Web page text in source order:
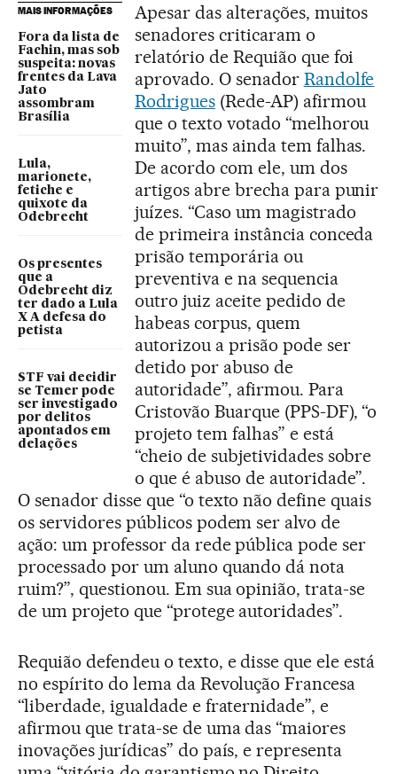
MAIS INFORMAÇÕES
Fora da lista de
Fachin, mas sob
suspeita: novas
frentes da Lava
Jato
assombram
Brasília
Lula,
marionete,
fetiche e
quixote da
Odebrecht
Os presentes
que a
Odebrecht diz
ter dado a Lula
X A defesa do
petista
STF vai decidir
se Temer pode
ser investigado
por delitos
apontados em
delações
Apesar das alterações, muitos
senadores criticaram o
relatório de Requião que foi
aprovado. O senador Randolfe
Rodrigues(Rede-AP) afirmou
que o texto votado “melhorou
muito”, mas ainda tem falhas.
De acordo com ele, um dos
artigos abre brecha para punir
juízes. “Caso um magistrado
de primeira instância conceda
prisão temporária ou
preventiva e na sequencia
outro juiz aceite pedido de
habeas corpus, quem
autorizou a prisão pode ser
detido por abuso de
autoridade”, afirmou. Para
Cristovão Buarque (PPS-DF), “o
projeto tem falhas” e está
“cheio de subjetividades sobre
o que é abuso de autoridade”.
O senador disse que “o texto não define quais
os servidores públicos podem ser alvo de
ação: um professor da rede pública pode ser
processado por um aluno quando dá nota
ruim?”, questionou. Em sua opinião, trata-se
de um projeto que “protege autoridades”.
Requião defendeu o texto, e disse que ele está
no espírito do lema da Revolução Francesa
“liberdade, igualdade e fraternidade”, e
afirmou que trata-se de uma das “maiores
inovações jurídicas” do país, e representa